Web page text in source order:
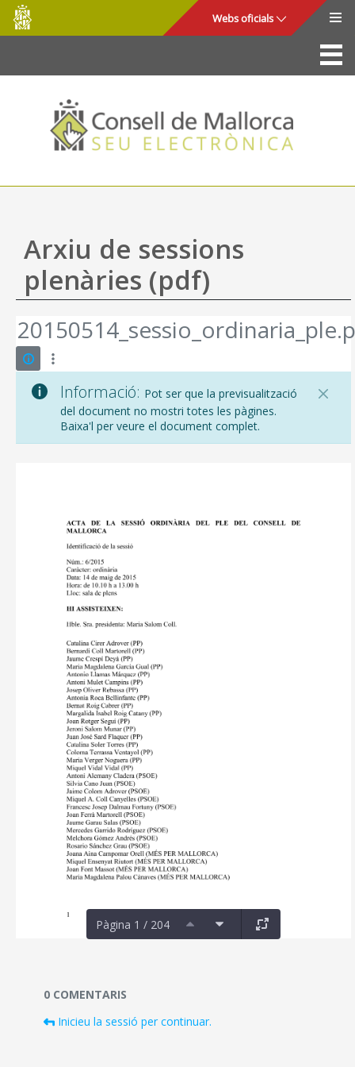
Salta al contingut principal
CONSELL DE MALLORCA
SEU ELECTRÒNICA
MALLORCA.ES
TRANSPARÈNCIA
Consell
de
Mallorca
Webs oficials
La Seu
Consell de Mallorca
Accés i seguretat
Utilitats
Ajuda
Arxiu de sessions
plenàries (pdf)
Informació: Pot ser que la previsualització
del document no mostri totes les pàgines.
Baixa'l per veure el document complet.
Pàgina 1 / 204
Documents i fitxers multimèdia
0 COMENTARIS
Inicieu la sessió per continuar.